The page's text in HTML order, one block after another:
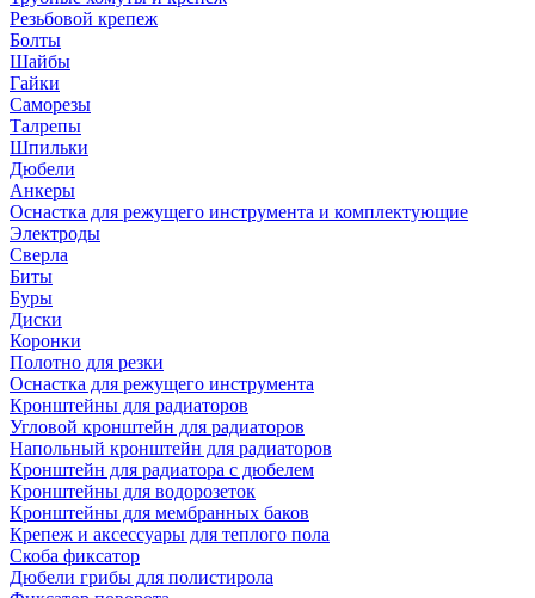
Резьбовой крепеж
Болты
Шайбы
Гайки
Саморезы
Талрепы
Шпильки
Дюбели
Анкеры
Оснастка для режущего инструмента и комплектующие
Электроды
Сверла
Биты
Буры
Диски
Коронки
Полотно для резки
Оснастка для режущего инструмента
Кронштейны для радиаторов
Угловой кронштейн для радиаторов
Напольный кронштейн для радиаторов
Кронштейн для радиатора с дюбелем
Кронштейны для водорозеток
Кронштейны для мембранных баков
Крепеж и аксессуары для теплого пола
Скоба фиксатор
Дюбели грибы для полистирола